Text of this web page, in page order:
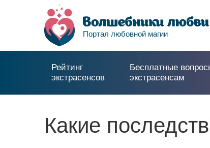
Портал любовной магии
Рейтинг
экстрасенсов
Бесплатные
экстрасенсам
Какие